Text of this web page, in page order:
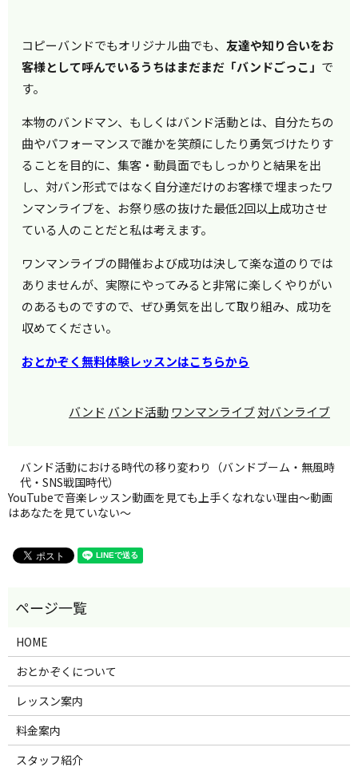
コピーバンドでもオリジナル曲でも、 友達や知り合いをお
客様として呼んでいるうちはまだまだ「バンドごっこ」 で
す。
本物のバンドマン、もしくはバンド活動とは、自分たちの
曲やパフォーマンスで誰かを笑顔にしたり勇気づけたりす
ることを目的に、集客・動員面でもしっかりと結果を出
し、対バン形式ではなく自分達だけのお客様で埋まったワ
ンマンライブを、お祭り感の抜けた最低2回以上成功させ
ている人のことだと私は考えます。
ワンマンライブの開催および成功は決して楽な道のりでは
ありませんが、実際にやってみると非常に楽しくやりがい
のあるものですので、ぜひ勇気を出して取り組み、成功を
収めてください。
おとかぞく無料体験レッスンはこちらから
バンド バンド活動 ワンマンライブ対バンライブ
バンド活動における時代の移り変わり（バンドブーム・無風時
代・SNS戦国時代）
YouTubeで音楽レッスン動画を見ても上手くなれない理由～動画
はあなたを見ていない～
HOME
おとかぞくについて
レッスン案内
料金案内
スタッフ紹介